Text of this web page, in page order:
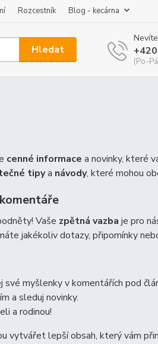
Rozcestník Blog - kecárna
Hledat
(Po-
cenné informace a novinky, které
tipya návody, které mohou
Vaše zpětná vazba je pro
jakékoliv dotazy, připomínky
své myšlenky v komentářích pod
a sleduj novinky.
a rodinou!
vytvářet lepší obsah, který vám